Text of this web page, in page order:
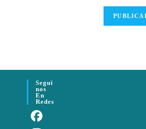
Segui
Nos
En
Redes